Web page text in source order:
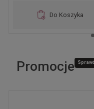
Do Koszyka
Promocje